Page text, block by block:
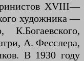
XVIII—
художника —
А. Фесслера,
В 1930 году